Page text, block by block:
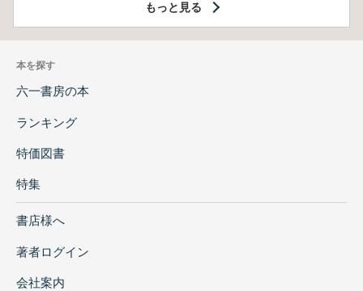
もっと見る
本を探す
六一書房の本
ランキング
特価図書
特集
書店様へ
著者ログイン
会社案内